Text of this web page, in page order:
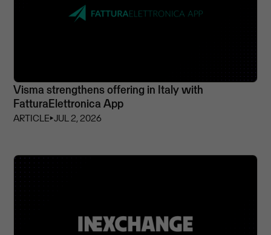
Visma strengthens offering in Italy with
FatturaElettronica App
ARTICLE⏵JUL 2, 2026